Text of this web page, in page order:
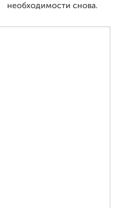
необходимости снова.